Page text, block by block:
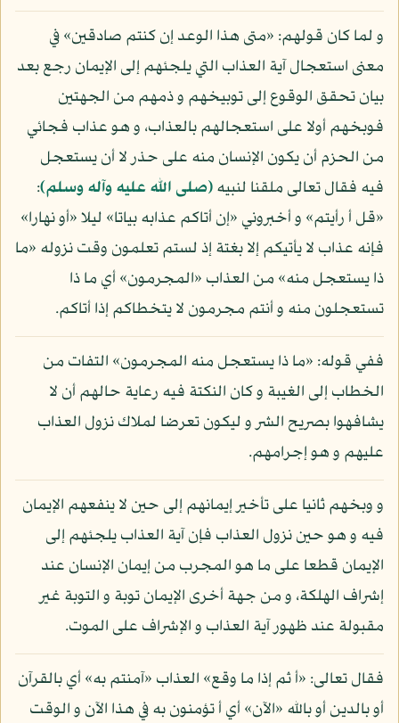
و لما كان قولهم: «متى هذا الوعد إن كنتم صادقين» في
معنى استعجال آية العذاب التي يلجئهم إلى الإيمان رجع بعد
بيان تحقق الوقوع إلى توبيخهم و ذمهم من الجهتين
فوبخهم أولا على استعجالهم بالعذاب، و هو عذاب فجائي
من الحزم أن يكون الإنسان منه على حذر لا أن يستعجل
فيه فقال تعالى ملقنا لنبيه(صلى الله عليه وآله وسلم):
«قل أ رأيتم» و أخبروني «إن أتاكم عذابه بياتا» ليلا «أو نهارا»
فإنه عذاب لا يأتيكم إلا بغتة إذ لستم تعلمون وقت نزوله «ما
ذا يستعجل منه» من العذاب «المجرمون» أي ما ذا
تستعجلون منه و أنتم مجرمون لا يتخطاكم إذا أتاكم.
ففي قوله: «ما ذا يستعجل منه المجرمون» التفات من
الخطاب إلى الغيبة و كان النكتة فيه رعاية حالهم أن لا
يشافهوا بصريح الشر و ليكون تعرضا لملاك نزول العذاب
عليهم و هو إجرامهم.
و وبخهم ثانيا على تأخير إيمانهم إلى حين لا ينفعهم الإيمان
فيه و هو حين نزول العذاب فإن آية العذاب يلجئهم إلى
الإيمان قطعا على ما هو المجرب من إيمان الإنسان عند
إشراف الهلكة، و من جهة أخرى الإيمان توبة و التوبة غير
مقبولة عند ظهور آية العذاب و الإشراف على الموت.
فقال تعالى: «أ ثم إذا ما وقع» العذاب «آمنتم به» أي بالقرآن
أو بالدين أو بالله «الآن» أي أ تؤمنون به في هذا الآن و الوقت